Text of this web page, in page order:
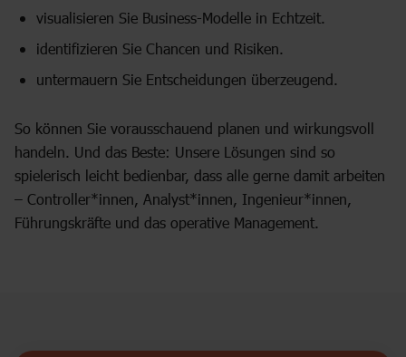
visualisieren Sie Business-Modelle in Echtzeit.
identifizieren Sie Chancen und Risiken.
untermauern Sie Entscheidungen überzeugend.
So können Sie vorausschauend planen und wirkungsvoll
handeln. Und das Beste: Unsere Lösungen sind so
spielerisch leicht bedienbar, dass alle gerne damit arbeiten
– Controller*innen, Analyst*innen, Ingenieur*innen,
Führungskräfte und das operative Management.